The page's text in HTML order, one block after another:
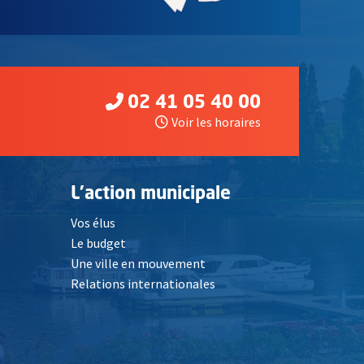
02 41 05 40 00
Voir les horaires
L'action municipale
Vos élus
Le budget
Une ville en mouvement
Relations internationales
Ouvre une nouvelle fenêtre